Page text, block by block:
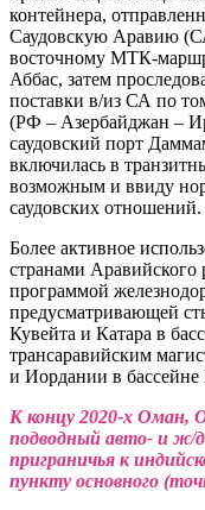
контейнера,
Саудовскую Аравию
восточному МТК-
Аббас, затем
поставки в/из СА по
(РФ – Азербайджан –
саудовский порт
включилась в
возможным и ввиду
саудовских отношений.
Более активное
странами Аравийского
программой
предусматривающей
Кувейта и Катара в
трансаравийским
и Иордании в бассейне
К концу 2020-х Оман,
подводный авто- и ж/
приграничья к
пункту основного